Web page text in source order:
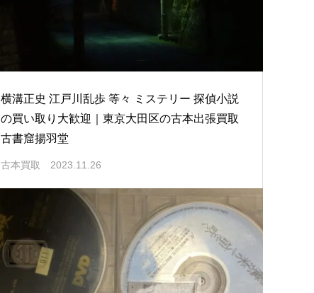
横溝正史 江戸川乱歩 等々 ミステリー 探偵小説
の買い取り大歓迎｜東京大田区の古本出張買取
古書窟揚羽堂
古本買取 2023.11.26